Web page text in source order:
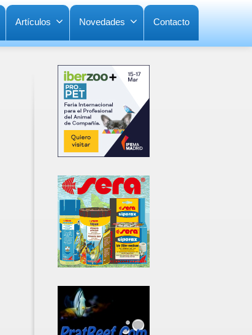
Artículos Novedades Contacto